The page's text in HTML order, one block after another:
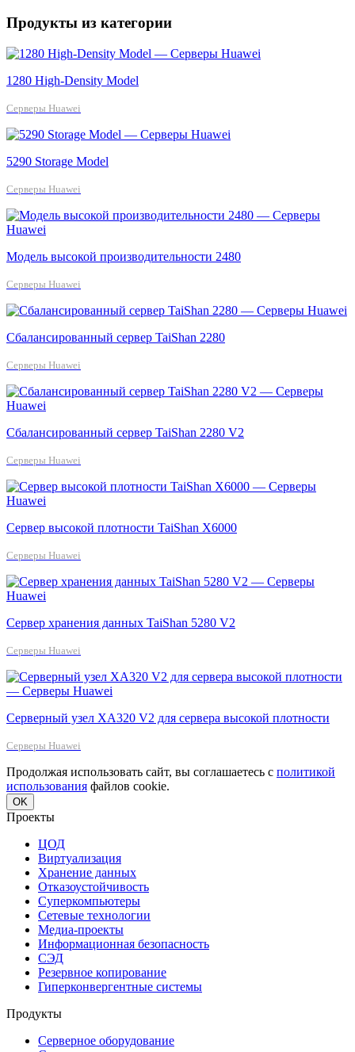
Продукты из категории
1280 High-Density Model
Серверы Huawei
5290 Storage Model
Серверы Huawei
Модель высокой производительности 2480
Серверы Huawei
Сбалансированный сервер TaiShan 2280
Серверы Huawei
Сбалансированный сервер TaiShan 2280 V2
Серверы Huawei
Сервер высокой плотности TaiShan X6000
Серверы Huawei
Сервер хранения данных TaiShan 5280 V2
Серверы Huawei
Серверный узел XA320 V2 для сервера высокой плотности
Серверы Huawei
Продолжая использовать сайт, вы соглашаетесь с политикой
использования файлов cookie.
OK
Проекты
ЦОД
Виртуализация
Хранение данных
Отказоустойчивость
Суперкомпьютеры
Сетевые технологии
Медиа-проекты
Информационная безопасность
СЭД
Резервное копирование
Гиперконвергентные системы
Продукты
Серверное оборудование